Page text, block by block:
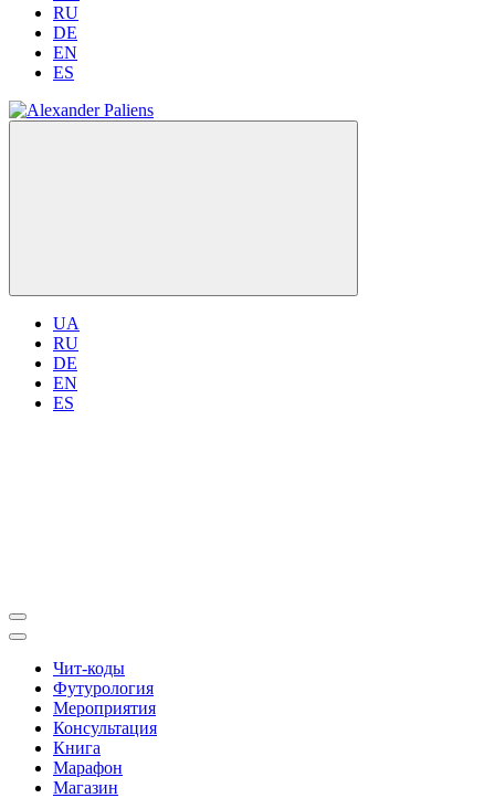
RU
DE
EN
ES
UA
RU
DE
EN
ES
Чит-коды
Футурология
Мероприятия
Консультация
Книга
Марафон
Магазин